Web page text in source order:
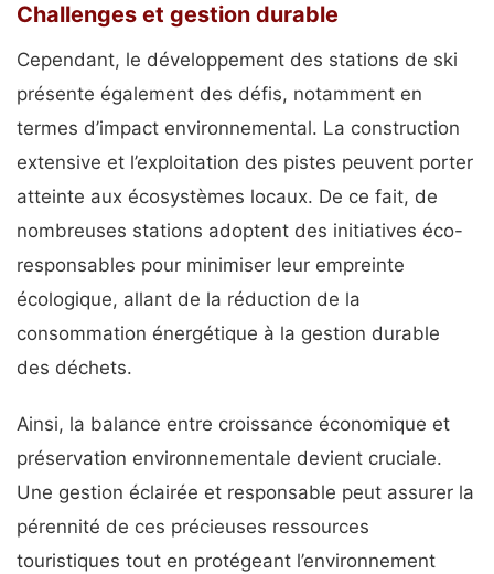
Challenges et gestion durable
Cependant, le développement des stations de ski
présente également des défis, notamment en
termes d’impact environnemental. La construction
extensive et l’exploitation des pistes peuvent porter
atteinte aux écosystèmes locaux. De ce fait, de
nombreuses stations adoptent des initiatives éco-
responsables pour minimiser leur empreinte
écologique, allant de la réduction de la
consommation énergétique à la gestion durable
des déchets.
Ainsi, la balance entre croissance économique et
préservation environnementale devient cruciale.
Une gestion éclairée et responsable peut assurer la
pérennité de ces précieuses ressources
touristiques tout en protégeant l’environnement